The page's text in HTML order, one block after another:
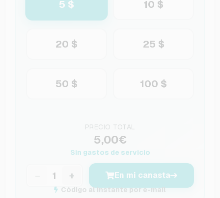
5 $ 10 $
20 $ 25 $
50 $ 100 $
PRECIO TOTAL
5,00€
Sin gastos de servicio
+ En mi canasta
Código al instante por e-mail